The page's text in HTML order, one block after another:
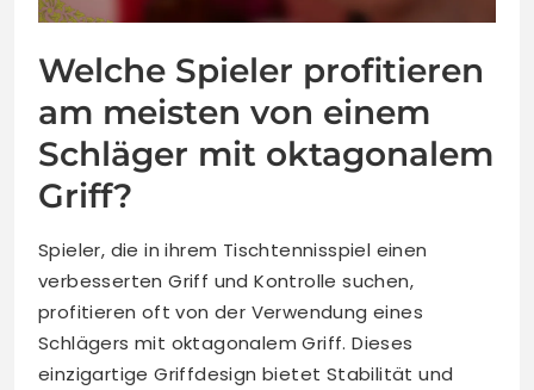
Welche Spieler profitieren
am meisten von einem
Schläger mit oktagonalem
Griff?
Spieler, die in ihrem Tischtennisspiel einen
verbesserten Griff und Kontrolle suchen,
profitieren oft von der Verwendung eines
Schlägers mit oktagonalem Griff. Dieses
einzigartige Griffdesign bietet Stabilität und